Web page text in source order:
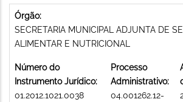
Órgão:
SECRETARIA MUNICIPAL ADJUNTA DE
ALIMENTAR E NUTRICIONAL
Número do
Instrumento Jurídico:
01.2012.1021.0038
Processo
Administrativo:
04.001262.12-